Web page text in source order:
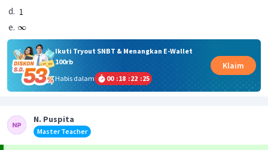
Ikuti Tryout SNBT & Menangkan E-Wallet
100rb
Habis dalam
00 :18 :22 :24
Klaim
N. Puspita
Master Teacher